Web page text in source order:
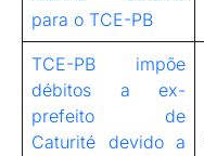
para o TCE-PB
TCE-PB impõe
débitos a ex-
prefeito de
Caturité devido a